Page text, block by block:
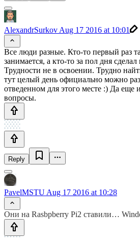
AlexandrSurkov Aug 17 2016 at 10:01
Все люди разные. Кто-то первый раз
занимается, а кто-то за пол дня
Трудности не в освоении. Трудно
тут целый день официально можно
отведенном для этого месте :) Да еще
вопросы.
Reply
PavelMSTU Aug 17 2016 at 10:28
Они на Rasbpberry Pi2 ставили…